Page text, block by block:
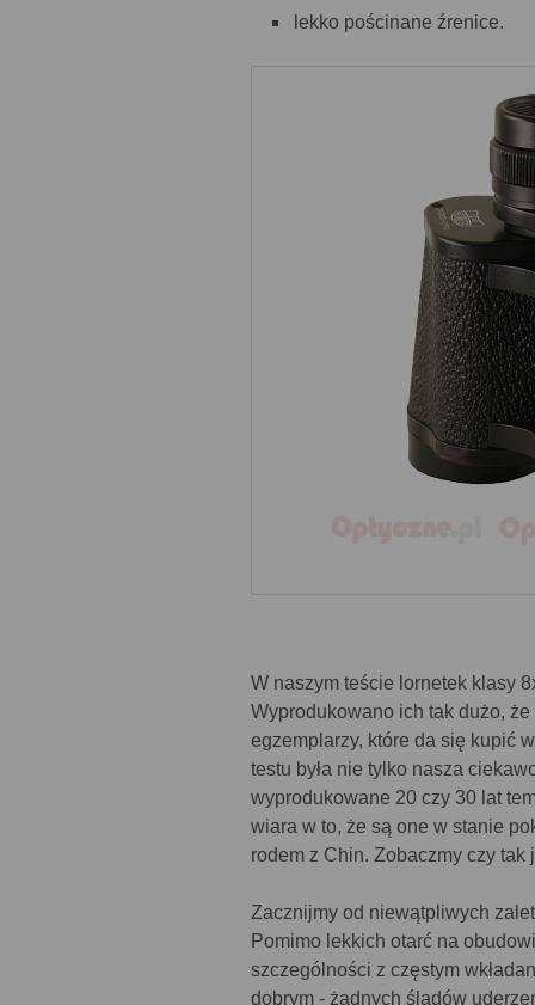
lekko pościnane źrenice.
W naszym teście lornetek klasy
Wyprodukowano ich tak dużo,
egzemplarzy, które da się kupić
testu była nie tylko nasza
wyprodukowane 20 czy 30 lat
wiara w to, że są one w stanie
rodem z Chin. Zobaczmy czy tak
Zacznijmy od niewątpliwych
Pomimo lekkich otarć na
szczególności z częstym
dobrym - żadnych śladów